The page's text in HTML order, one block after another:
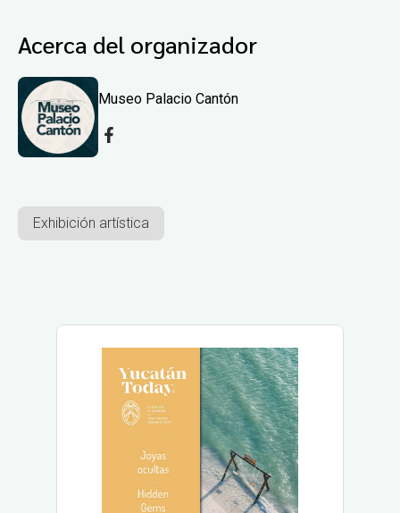
Acerca del organizador
Museo Palacio Cantón
Exhibición artística